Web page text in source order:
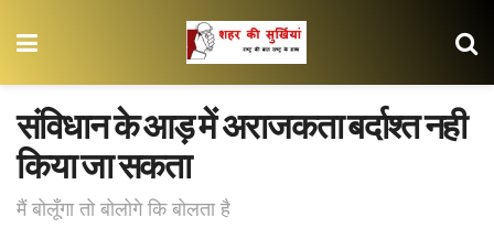
संविधान के आड़ में अराजकता बर्दाश्त नही
किया जा सकता
मैं बोलूँगा तो बोलोगे कि बोलता है